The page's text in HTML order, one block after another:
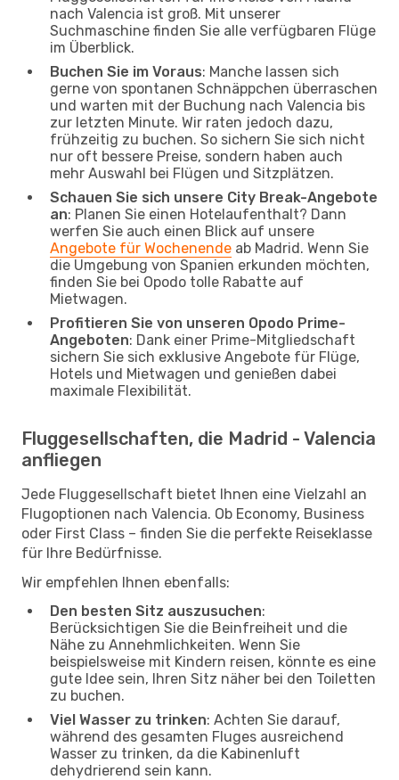
nach Valencia ist groß. Mit unserer
Suchmaschine finden Sie alle verfügbaren Flüge
im Überblick.
Buchen Sie im Voraus: Manche lassen sich
gerne von spontanen Schnäppchen überraschen
und warten mit der Buchung nach Valencia bis
zur letzten Minute. Wir raten jedoch dazu,
frühzeitig zu buchen. So sichern Sie sich nicht
nur oft bessere Preise, sondern haben auch
mehr Auswahl bei Flügen und Sitzplätzen.
Schauen Sie sich unsere City Break-Angebote
an: Planen Sie einen Hotelaufenthalt? Dann
werfen Sie auch einen Blick auf unsere
Angebote für Wochenende ab Madrid. Wenn Sie
die Umgebung von Spanien erkunden möchten,
finden Sie bei Opodo tolle Rabatte auf
Mietwagen.
Profitieren Sie von unseren Opodo Prime-
Angeboten: Dank einer Prime-Mitgliedschaft
sichern Sie sich exklusive Angebote für Flüge,
Hotels und Mietwagen und genießen dabei
maximale Flexibilität.
Fluggesellschaften, die Madrid - Valencia
anfliegen
Jede Fluggesellschaft bietet Ihnen eine Vielzahl an
Flugoptionen nach Valencia. Ob Economy, Business
oder First Class – finden Sie die perfekte Reiseklasse
für Ihre Bedürfnisse.
Wir empfehlen Ihnen ebenfalls:
Den besten Sitz auszusuchen:
Berücksichtigen Sie die Beinfreiheit und die
Nähe zu Annehmlichkeiten. Wenn Sie
beispielsweise mit Kindern reisen, könnte es eine
gute Idee sein, Ihren Sitz näher bei den Toiletten
zu buchen.
Viel Wasser zu trinken: Achten Sie darauf,
während des gesamten Fluges ausreichend
Wasser zu trinken, da die Kabinenluft
dehydrierend sein kann.